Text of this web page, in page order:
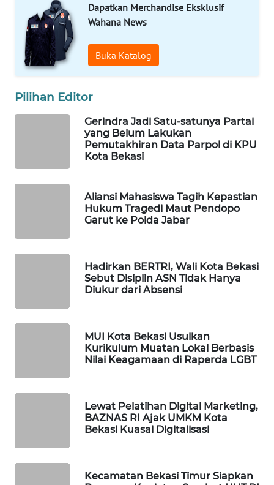
Dapatkan Merchandise Eksklusif
Wahana News
Buka Katalog
Pilihan Editor
Gerindra Jadi Satu-satunya Partai
yang Belum Lakukan
Pemutakhiran Data Parpol di KPU
Kota Bekasi
Aliansi Mahasiswa Tagih Kepastian
Hukum Tragedi Maut Pendopo
Garut ke Polda Jabar
Hadirkan BERTRI, Wali Kota Bekasi
Sebut Disiplin ASN Tidak Hanya
Diukur dari Absensi
MUI Kota Bekasi Usulkan
Kurikulum Muatan Lokal Berbasis
Nilai Keagamaan di Raperda LGBT
Lewat Pelatihan Digital Marketing,
BAZNAS RI Ajak UMKM Kota
Bekasi Kuasai Digitalisasi
Kecamatan Bekasi Timur Siapkan
WAHANA
TRAVEL
WAHANA
TV
WAHANA
SPORT
WAHANA
PERSONA